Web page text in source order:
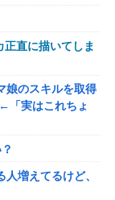
正直に描いてしま
娘のスキルを取得
「実はこれちょ
増えてるけど、